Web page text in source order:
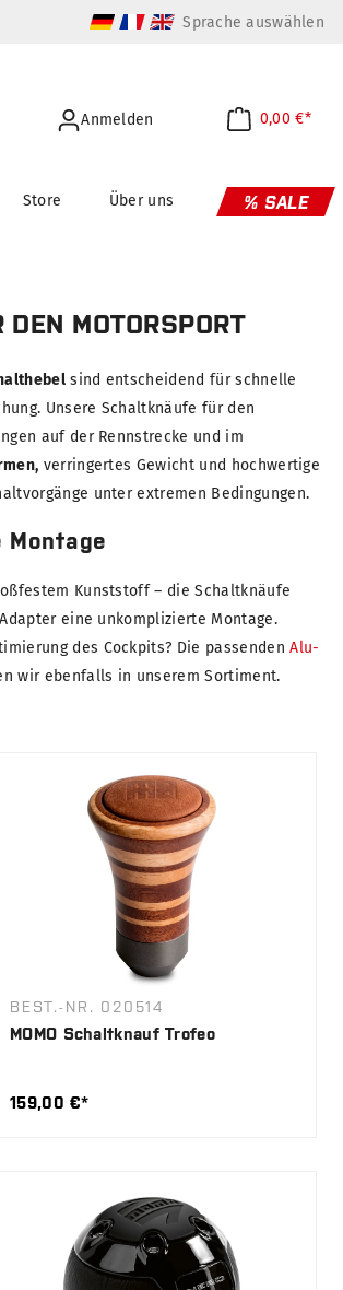
Sprache auswählen
Anmelden 0,00 €*
Store Über uns % SALE
MOTORSPORT
sind entscheidend für schnelle
Unsere Schaltknäufe für den
auf der Rennstrecke und im
verringertes Gewicht und hochwertige
unter extremen Bedingungen.
Kunststoff – die Schaltknäufe
eine unkomplizierte Montage.
des Cockpits? Die passendenAlu-
wir ebenfalls in unserem Sortiment.
BEST.-NR. 020514
MOMO Schaltknauf Trofeo
159,00 €*